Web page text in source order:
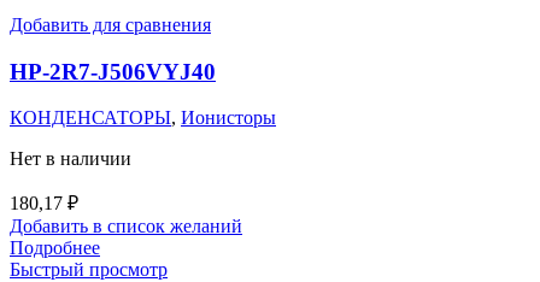
Добавить для сравнения
HP-2R7-J506VYJ40
КОНДЕНСАТОРЫ, Ионисторы
Нет в наличии
180,17 ₽
Добавить в список желаний
Подробнее
Быстрый просмотр